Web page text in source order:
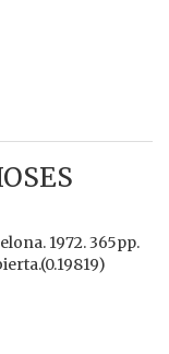
1972. 365pp.